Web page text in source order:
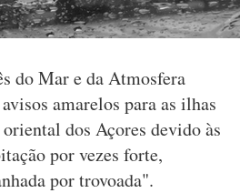
do Mar e da Atmosfera
amarelos para as ilhas
dos Açores devido às
por vezes forte,
por trovoada".